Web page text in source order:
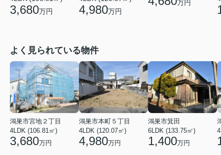
3,680万円 4,980万円
万円
よく見られている物件
鴻巣市宮地２丁目
4LDK (106.81㎡)
3,680万円
鴻巣市本町５丁目
4LDK (120.07㎡)
4,980万円
鴻巣市箕田
6LDK (133.75㎡)
1,400万円